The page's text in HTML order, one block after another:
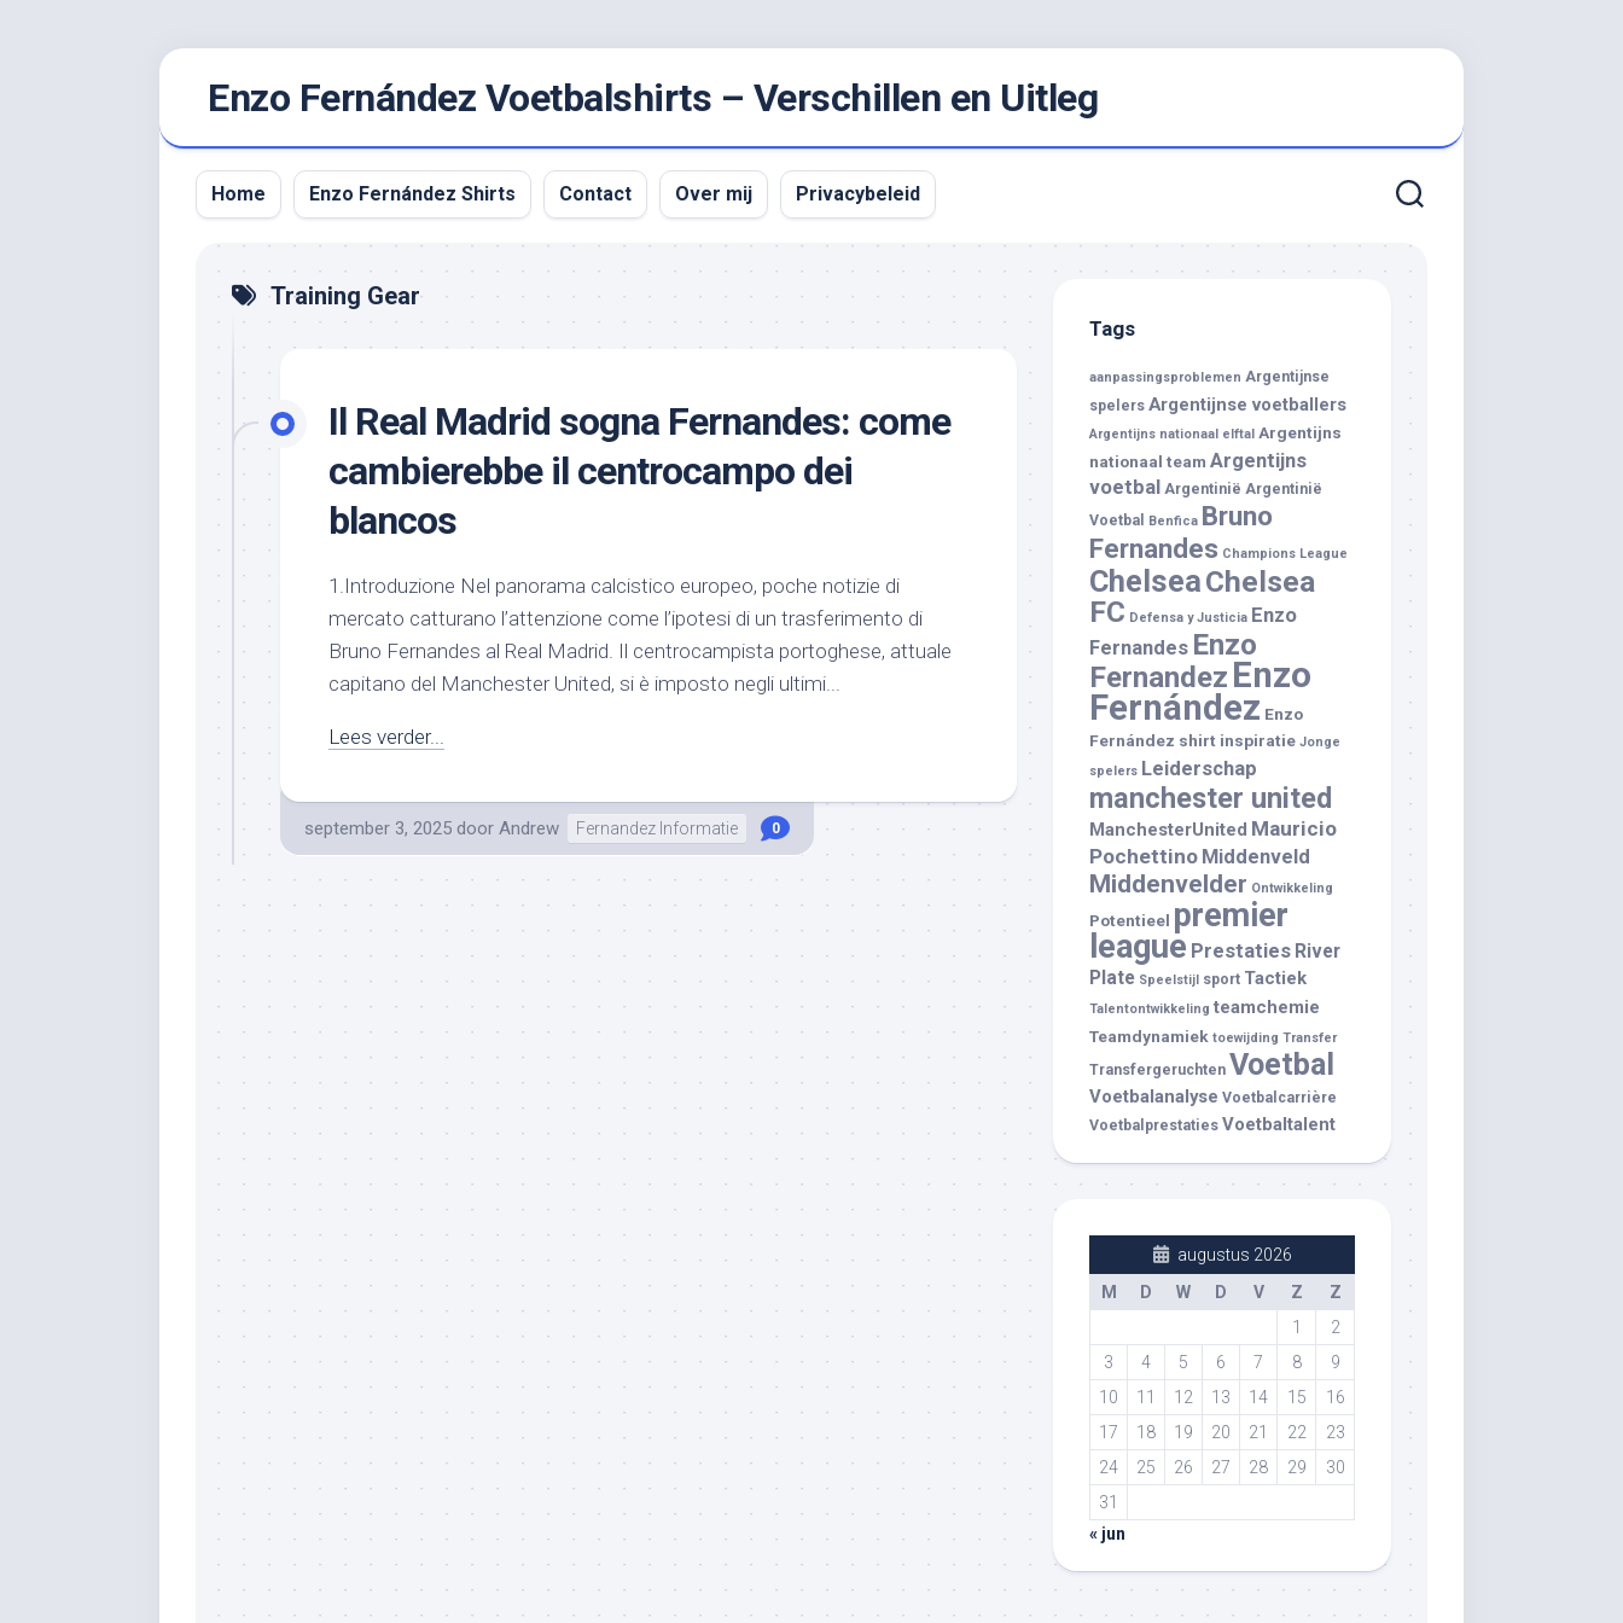
Enzo Fernández Voetbalshirts – Verschillen en Uitleg
Home Enzo Fernández Shirts Contact Over mij Privacybeleid
Training Gear
Il Real Madrid sogna Fernandes: come
cambierebbe il centrocampo dei
blancos
1.Introduzione Nel panorama calcistico europeo, poche notizie di
mercato catturano l’attenzione come l’ipotesi di un trasferimento di
Bruno Fernandes al Real Madrid. Il centrocampista portoghese, attuale
capitano del Manchester United, si è imposto negli ultimi...
Lees verder...
september 3, 2025 door Andrew Fernandez Informatie 0
Tags
aanpassingsproblemen Argentijnse
spelers Argentijnse voetballers
Argentijns nationaal elftal Argentijns
nationaal team Argentijns
voetbal Argentinië Argentinië
Voetbal
Benfica Bruno
Fernandes Champions League
ChelseaChelsea
FC Defensa y Justicia Enzo
Fernandes Enzo
Fernandez Enzo
Fernández Enzo
Fernández shirt inspiratie Jonge
spelers Leiderschap
manchester united
ManchesterUnited Mauricio
Pochettino Middenveld
Middenvelder Ontwikkeling
Potentieel premier
league Prestaties River
Plate Speelstijl sport Tactiek
Talentontwikkeling teamchemie
Teamdynamiek toewijding Transfer
Transfergeruchten Voetbal
Voetbalanalyse Voetbalcarrière
Voetbalprestaties Voetbaltalent
augustus 2026
M
D W D V Z
Z
1
2
3
4 5 6 7 8
9
10
11 12 13 14 15
16
17
18 19 20 21 22
23
24
25 26 27 28 29
30
31
« jun